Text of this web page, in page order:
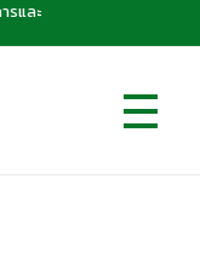
รและ